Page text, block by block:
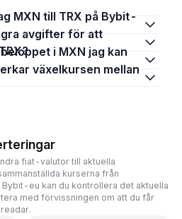
fiat-valutor till aktuella
kurserna från
eu kan du kontrollera det aktuella
med förvissningen om att du får